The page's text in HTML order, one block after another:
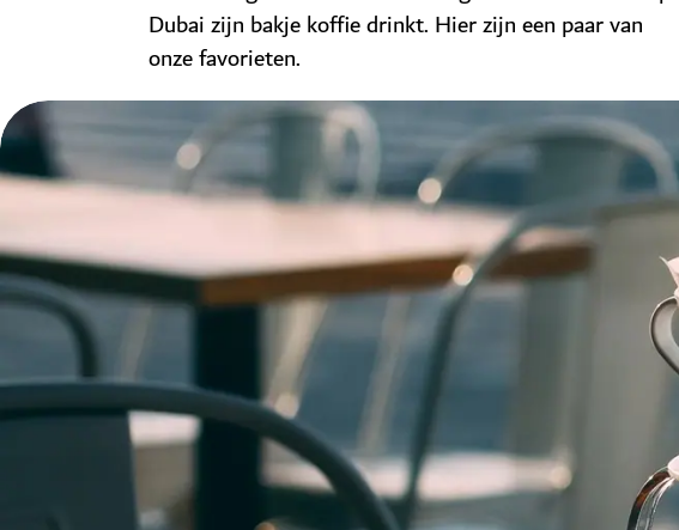
Dubai zijn bakje koffie drinkt. Hier zijn een paar van
onze favorieten.